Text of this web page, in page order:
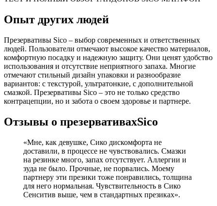
Опыт других людей
Презервативы Sico – выбор современных и ответственных
людей. Пользователи отмечают высокое качество материалов,
комфортную посадку и надежную защиту. Они ценят удобство
использования и отсутствие неприятного запаха. Многие
отмечают стильный дизайн упаковки и разнообразие
вариантов: с текстурой, ультратонкие, с дополнительной
смазкой. Презервативы Sico – это не только средство
контрацепции, но и забота о своем здоровье и партнере.
Отзывы о презервативахSico
«Мне, как девушке, Сико дискомфорта не
доставили, в процессе не чувствовались. Смазки
на резинке много, запах отсутствует. Аллергии и
зуда не было. Прочные, не порвались. Моему
партнеру эти презики тоже понравились, толщина
для него нормальная. Чувствительность в Сико
Сенситив выше, чем в стандартных презиках».